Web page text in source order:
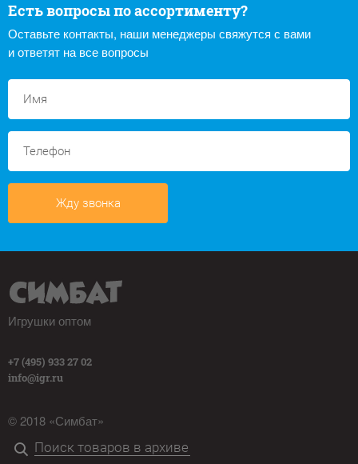
Есть вопросы по ассортименту?
Оставьте контакты, наши менеджеры свяжутся с вами
и ответят на все вопросы
Жду звонка
Игрушки оптом
+7 (495) 933 27 02
info@igr.ru
© 2018 «Симбат»